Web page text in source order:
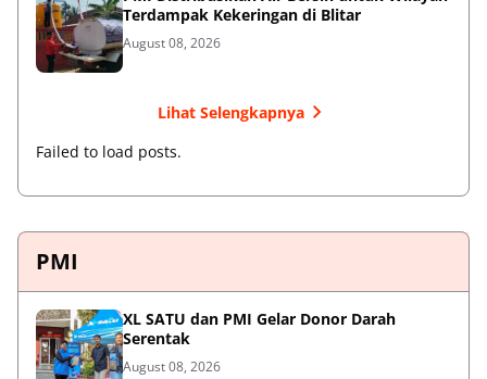
Terdampak Kekeringan di Blitar
August 08, 2026
Lihat Selengkapnya
Failed to load posts.
PMI
XL SATU dan PMI Gelar Donor Darah
Serentak
August 08, 2026